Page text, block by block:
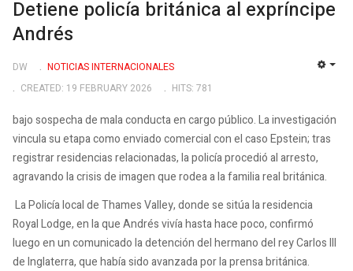
Detiene policía británica al expríncipe
Andrés
DW
NOTICIAS INTERNACIONALES
CREATED: 19 FEBRUARY 2026
HITS: 781
bajo sospecha de mala conducta en cargo público. La investigación
vincula su etapa como enviado comercial con el caso Epstein; tras
registrar residencias relacionadas, la policía procedió al arresto,
agravando la crisis de imagen que rodea a la familia real británica.
La Policía local de Thames Valley, donde se sitúa la residencia
Royal Lodge, en la que Andrés vivía hasta hace poco, confirmó
luego en un comunicado la detención del hermano del rey Carlos III
de Inglaterra, que había sido avanzada por la prensa británica.